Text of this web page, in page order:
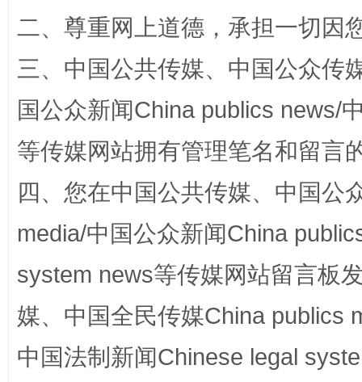
阿坝州三大球赛在茂县开幕 规模
国家大学科技园优化重塑工作
二、尊重网上道德，承担一切因
三、中国公共传媒、中国公众传
国公众新闻China publics news/
等传媒网站拥有管理笔名和留言
四、您在中国公共传媒、中国公
media/中国公众新闻China
system news等传媒网站留言板
媒、中国全民传媒China publics
中国法制新闻Chinese legal